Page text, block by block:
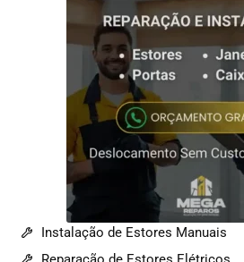
Instalação de Estores Manuais